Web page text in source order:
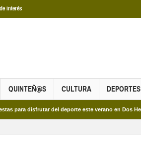
interés
QUINTEÑ@S CULTURA DEPORTES
del deporte este verano en Dos Hermanas